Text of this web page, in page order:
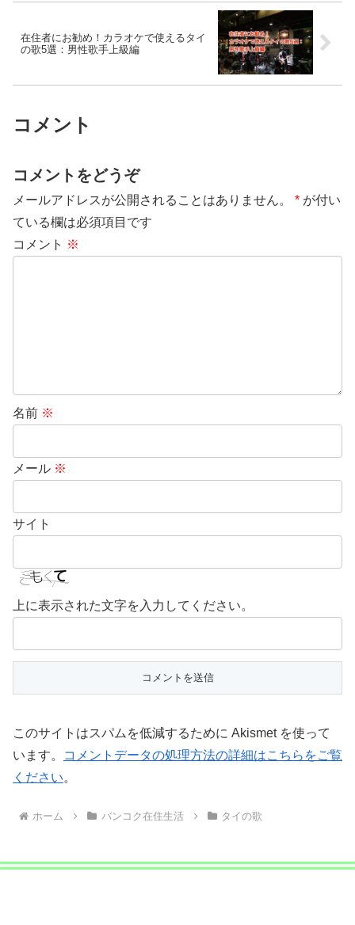
在住者にお勧め！カラオケで使えるタイ
の歌5選：男性歌手上級編
コメント
コメントをどうぞ
メールアドレスが公開されることはありません。 * が付い
ている欄は必須項目です
コメント ※
名前 ※
メール ※
サイト
上に表示された文字を入力してください。
このサイトはスパムを低減するために Akismet を使って
います。
コメントデータの処理方法の詳細はこちらをご覧
ください。
ホーム バンコク在住生活 タイの歌